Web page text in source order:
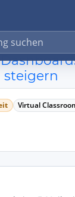
steigern
Virtual